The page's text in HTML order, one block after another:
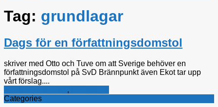
Tag: grundlagar
Dags för en författningsdomstol
skriver med Otto och Tuve om att Sverige behöver en
författningsdomstol på SvD Brännpunkt även Ekot tar upp
vårt förslag....
,
Categories